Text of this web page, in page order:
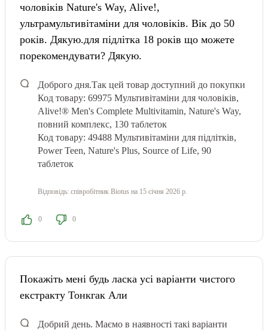
чоловіків Nature's Way, Alive!,
ультрамультивітаміни для чоловіків. Вік до 50
років. Дякую.для підлітка 18 років що можете
порекомендувати? Дякую.
Доброго дня.Так цей товар доступний до покупки
Код товару: 69975 Мультивітаміни для чоловіків,
Alive!® Men's Complete Multivitamin, Nature's Way,
повний комплекс, 130 таблеток
Код товару: 49488 Мультивітаміни для підлітків,
Power Teen, Nature's Plus, Source of Life, 90
таблеток
Відповідь: співробітник Biotus на 15 січня 2026 р.
0 0
Покажіть мені будь ласка усі варіанти чистого
екстракту Тонкгак Али
Добрий день. Маємо в наявності такі варіанти